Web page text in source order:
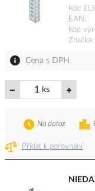
Kód
EAN
Kód
Značka
Cena s DPH
ks
Přidat k porovnání
Na dotaz